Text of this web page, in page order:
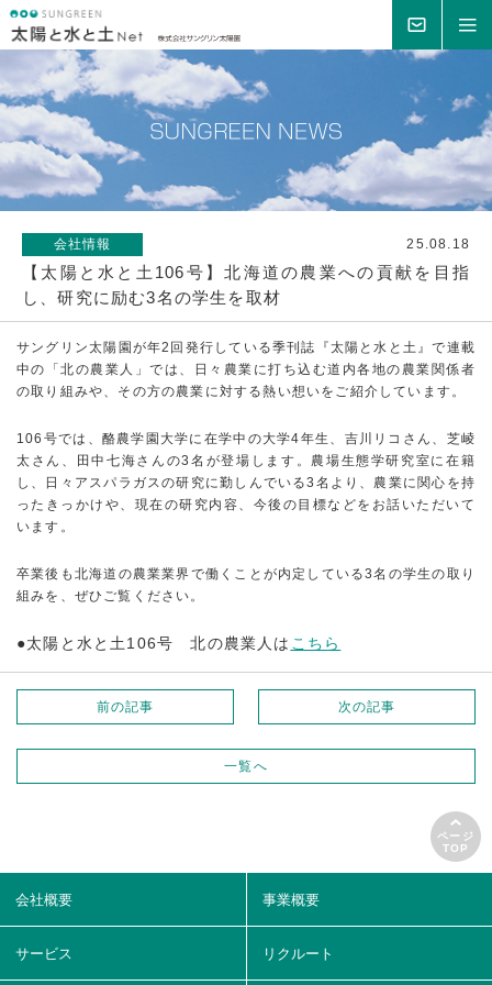
MAIL
会社情報 25.08.18
【太陽と水と土106号】北海道の農業への貢献を目指
し、研究に励む3名の学生を取材
サングリン太陽園が年2回発行している季刊誌『太陽と水と土』で連載
中の「北の農業人」では、日々農業に打ち込む道内各地の農業関係者
の取り組みや、その方の農業に対する熱い想いをご紹介しています。
106号では、酪農学園大学に在学中の大学4年生、吉川リコさん、芝崚
太さん、田中七海さんの3名が登場します。農場生態学研究室に在籍
し、日々アスパラガスの研究に勤しんでいる3名より、農業に関心を持
ったきっかけや、現在の研究内容、今後の目標などをお話いただいて
います。
卒業後も北海道の農業業界で働くことが内定している3名の学生の取り
組みを、ぜひご覧ください。
●太陽と水と土106号 北の農業人は こちら
前の記事 次の記事
一覧へ
ページ
TOP
会社概要 事業概要
サービス リクルート